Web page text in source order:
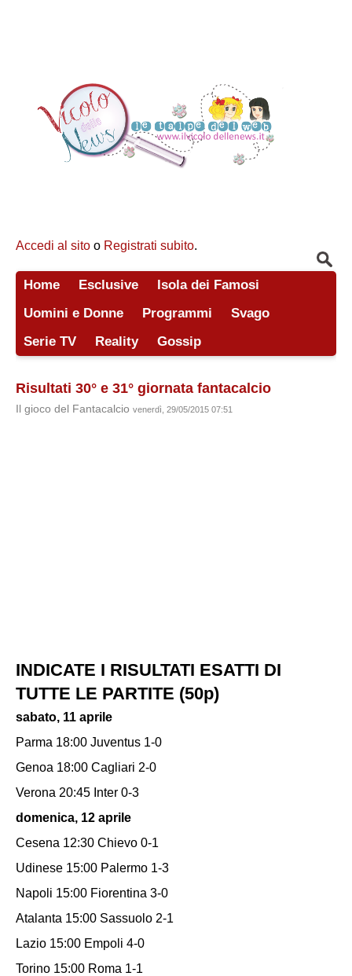
Accedi al sito o Registrati subito.
Home Esclusive
Isola dei Famosi
Uomini e Donne
Programmi
Svago
Serie TV
Reality Gossip
Risultati 30° e 31° giornata fantacalcio
Il gioco del Fantacalcio venerdì, 29/05/2015 07:51
INDICATE I RISULTATI ESATTI DI
TUTTE LE PARTITE (50p)
sabato, 11 aprile
Parma 18:00 Juventus 1-0
Genoa 18:00 Cagliari 2-0
Verona 20:45 Inter 0-3
domenica, 12 aprile
Cesena 12:30 Chievo 0-1
Udinese 15:00 Palermo 1-3
Napoli 15:00 Fiorentina 3-0
Atalanta 15:00 Sassuolo 2-1
Lazio 15:00 Empoli 4-0
Torino 15:00 Roma 1-1